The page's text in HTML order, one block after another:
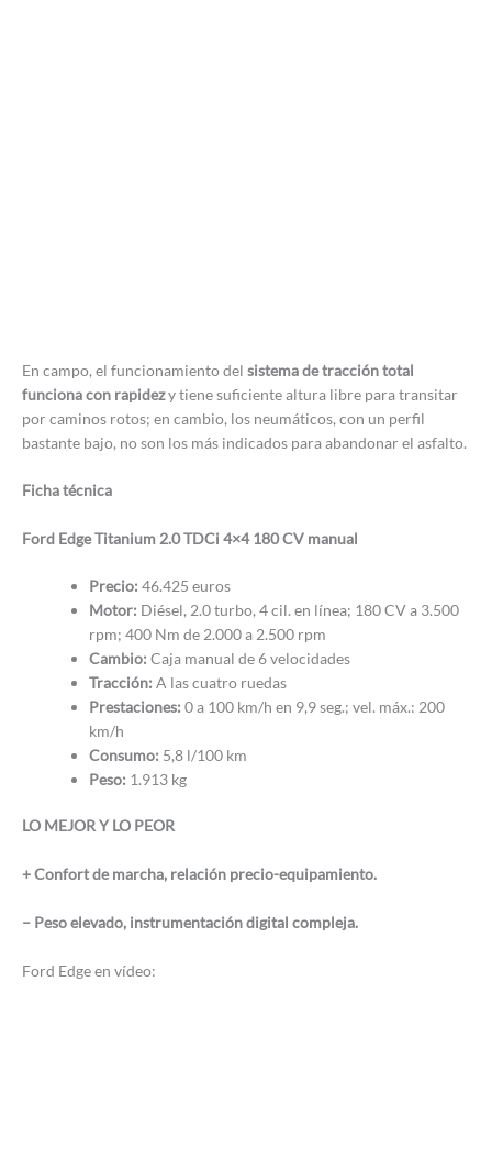
En campo, el funcionamiento del sistema de tracción total
funciona con rapidezy tiene suficiente altura libre para transitar
por caminos rotos; en cambio, los neumáticos, con un perfil
bastante bajo, no son los más indicados para abandonar el asfalto.
Ficha técnica
Ford Edge Titanium 2.0 TDCi 4×4 180 CV manual
Precio:46.425 euros
Motor: Diésel, 2.0 turbo, 4 cil. en línea; 180 CV a 3.500
rpm; 400 Nm de 2.000 a 2.500 rpm
Cambio: Caja manual de 6 velocidades
Tracción: A las cuatro ruedas
Prestaciones: 0 a 100 km/h en 9,9 seg.; vel. máx.: 200
km/h
Consumo: 5,8 l/100 km
Peso: 1.913 kg
LO MEJOR Y LO PEOR
+ Confort de marcha, relación precio-equipamiento.
– Peso elevado, instrumentación digital compleja.
Ford Edge en vídeo: